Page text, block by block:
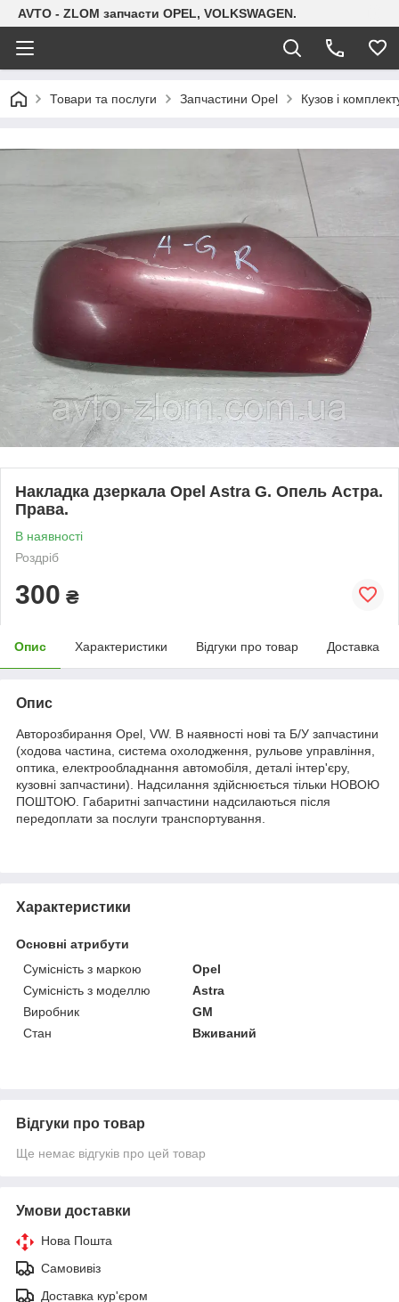
AVTO - ZLOM запчасти OPEL, VOLKSWAGEN.
Товари та послуги Запчастини Opel Кузов і
Накладка дзеркала Opel Astra G. Опель Астра.
Права.
В наявності
Роздріб
300 ₴
Опис Характеристики Відгуки про товар Доставка
Опис
Авторозбирання Opel, VW. В наявності нові та Б/У запчастини
(ходова частина, система охолодження, рульове управління,
оптика, електрообладнання автомобіля, деталі інтер'єру,
кузовні запчастини). Надсилання здійснюється тільки НОВОЮ
ПОШТОЮ. Габаритні запчастини надсилаються після
передоплати за послуги транспортування.
Характеристики
Основні атрибути
Сумісність з маркою
Opel
Сумісність з моделлю
Astra
Виробник
GM
Стан
Вживаний
Відгуки про товар
Ще немає відгуків про цей товар
Умови доставки
Нова Пошта
Самовивіз
Доставка кур'єром